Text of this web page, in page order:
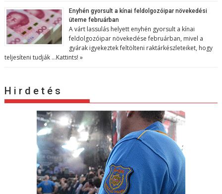
Enyhén gyorsult a kínai feldolgozóipar növekedési
üteme februárban
A várt lassulás helyett enyhén gyorsult a kínai
feldolgozóipar növekedése februárban, mivel a
gyárak igyekeztek feltölteni raktárkészleteiket, hogy
teljesíteni tudják …Kattints! »
H i r d e t é s